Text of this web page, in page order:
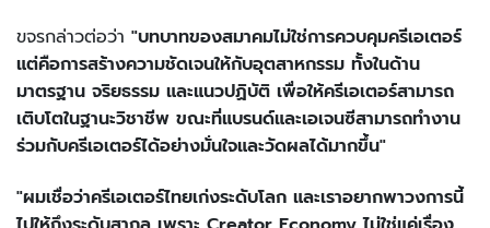
ขจรกล่าวต่อว่า "บทบาทของสมาคมไม่ใช่การควบคุมครีเอเตอร์
แต่คือการสร้างความชัดเจนให้กับอุตสาหกรรม ทั้งในด้าน
มาตรฐาน จริยธรรม และแนวปฏิบัติ เพื่อให้ครีเอเตอร์สามารถ
เติบโตในฐานะวิชาชีพ ขณะที่แบรนด์และเอเจนซีสามารถทำงาน
ร่วมกับครีเอเตอร์ได้อย่างมั่นใจและวัดผลได้มากขึ้น"
"ผมเชื่อว่าครีเอเตอร์ไทยเก่งระดับโลก และเราอยากพาวงการนี้